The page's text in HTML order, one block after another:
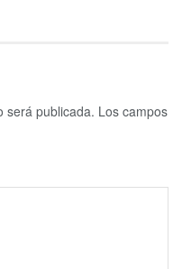
será publicada. Los campos